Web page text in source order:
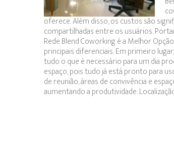
oferece. Além disso, os custos são
compartilhadas entre os usuários.
Rede Blend Coworking é a Melhor
principais diferenciais. Em primeiro
tudo o que é necessário para um dia
espaço, pois tudo já está pronto para
de reunião, áreas de convivência e
aumentando a produtividade.